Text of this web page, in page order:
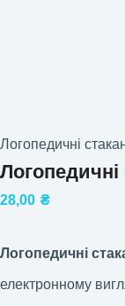
Логопедичні
28,00 ₴
Логопедичні
електронному